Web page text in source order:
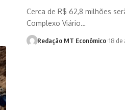
Cerca de R$ 62,8 milhões
Complexo Viário…
Redação MT Econômico 18 de